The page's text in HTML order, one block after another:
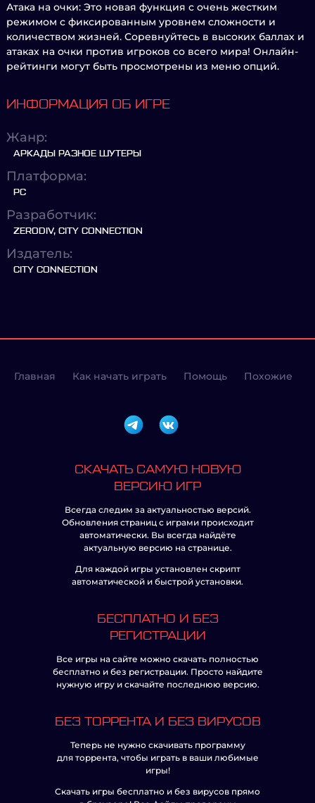
Атака на очки: Это новая функция с очень жестким
режимом с фиксированным уровнем сложности и
количеством жизней. Соревнуйтесь в высоких баллах и
атаках на очки против игроков со всего мира! Онлайн-
рейтинги могут быть просмотрены из меню опций.
ИНФОРМАЦИЯ ОБ ИГРЕ
Жанр:
АРКАДЫ РАЗНОЕ ШУТЕРЫ
Платформа:
PC
Разработчик:
ZERODIV, CITY CONNECTION
Издатель:
CITY CONNECTION
Главная Как начать играть Помощь Похожие
СКАЧАТЬ САМУЮ НОВУЮ
ВЕРСИЮ ИГР
Всегда следим за актуальностью версий.
Обновления страниц с играми происходит
автоматически. Вы всегда найдёте
актуальную версию на странице.
Для каждой игры установлен скрипт
автоматической и быстрой установки.
БЕСПЛАТНО И БЕЗ
РЕГИСТРАЦИИ
Все игры на сайте можно скачать полностью
бесплатно и без регистрации. Просто найдите
нужную игру и скачайте последнюю версию.
БЕЗ ТОРРЕНТА И БЕЗ ВИРУСОВ
Теперь не нужно скачивать программу
для торрента, чтобы играть в ваши любимые
игры!
Скачать игры бесплатно и без вирусов прямо